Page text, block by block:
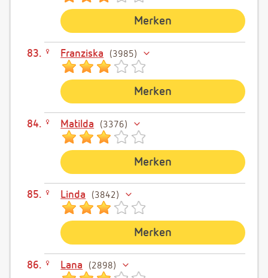
Merken
Franziska 3985
Merken
Matilda 3376
Merken
Linda 3842
Merken
Lana 2898